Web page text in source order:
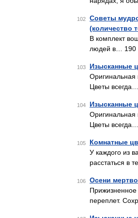
102
Советы
(количество
В комплект
людей в… 190
103 Изысканные
Оригинальная
Цветы
104 Изысканные
Оригинальная
Цветы
105 Комнатные
У каждого из
расстаться в
106 Осени
Прижизненное
переплет.